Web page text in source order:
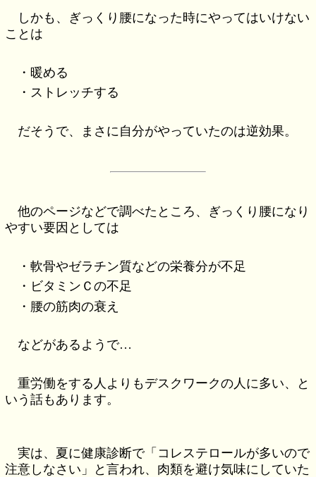
しかも、ぎっくり腰になった時にやってはいけない
ことは
・暖める
・ストレッチする
だそうで、まさに自分がやっていたのは逆効果。
他のページなどで調べたところ、ぎっくり腰になり
やすい要因としては
・軟骨やゼラチン質などの栄養分が不足
・ビタミンＣの不足
・腰の筋肉の衰え
などがあるようで…
重労働をする人よりもデスクワークの人に多い、と
いう話もあります。
実は、夏に健康診断で「コレステロールが多いので
注意しなさい」と言われ、肉類を避け気味にしていた